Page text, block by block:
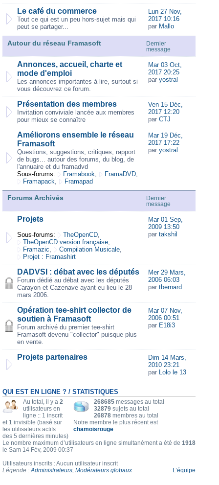
Le café du commerce
Tout ce qui est un peu hors-sujet mais qui
peut se partager...
Lun 27 Nov,
2017 10:16
par Mallo
Autour du réseau Framasoft
Dernier
message
Annonces, accueil, charte et
mode d'emploi
Les annonces importantes à lire, surtout si
vous découvrez ce forum.
Mar 03 Oct,
2017 20:25
par yostral
Présentation des membres
Invitation conviviale lancée aux membres
pour mieux se connaître
Ven 15 Déc,
2017 12:20
par CTJ
Améliorons ensemble le réseau
Framasoft
Questions, suggestions, critiques, rapport
de bugs... autour des forums, du blog, de
l'annuaire et du framadvd
Sous-forums:
Framabook, FramaDVD,
Framapack, Framapad
Mar 19 Déc,
2017 17:22
par yostral
Forums Archivés
Dernier
message
Projets
Sous-forums: TheOpenCD,
TheOpenCD version française,
Framazic, Compilation Musicale,
Projet : Framashirt
Mar 01 Sep,
2009 13:50
par takshil
DADVSI : débat avec les députés
Forum dédié au débat avec les députés
Carayon et Cazenave ayant eu lieu le 28
mars 2006.
Mer 29 Mars,
2006 06:03
par tbernard
Opération tee-shirt collector de
soutien à Framasoft
Forum archivé du premier tee-shirt
Framasoft devenu "collector" puisque plus
en vente.
Mar 07 Nov,
2006 00:51
par E18i3
Projets partenaires
Dim 14 Mars,
2010 23:21
par Lolo le 13
QUI EST EN LIGNE ? / STATISTIQUES
268685 messages au total
32879 sujets au total
26878 membres au total
Notre membre le plus récent est
chamoisrouge
Au total, il y a 2
utilisateurs en
ligne :: 1 inscrit
et 1 invisible (basé sur
les utilisateurs actifs
des 5 dernières minutes)
Le nombre maximum d’utilisateurs en ligne simultanément a été de 1918
le Sam 14 Fév, 2009 00:37
Utilisateurs inscrits : Aucun utilisateur inscrit
Légende :Administrateurs, Modérateurs globaux L’équipe